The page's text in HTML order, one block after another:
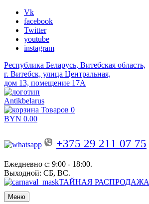
Vk
facebook
Twitter
youtube
instagram
Республика Беларусь, Витебская область,
г. Витебск, улица Центральная,
дом 13, помещение 17А
Antikbelarus
Товаров 0
BYN 0.00
+375 29 211 07 75
Ежедневно с: 9:00 - 18:00.
Выходной: СБ, ВС.
ТАЙНАЯ РАСПРОДАЖА
Меню